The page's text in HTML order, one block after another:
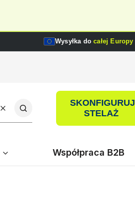
Wysyłka docałej Europy
WyczyśćSzukaj
SKONFIGURUJ
STELAŻ
Współpraca B2B